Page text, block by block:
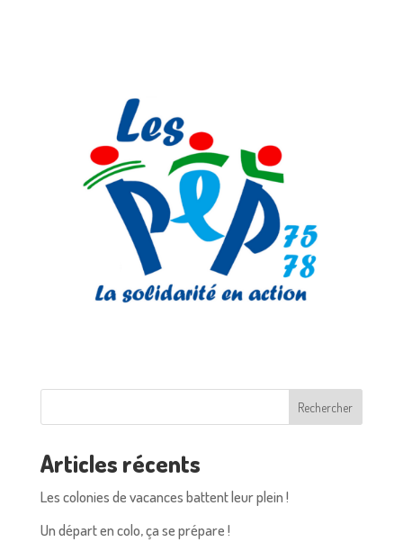
Rechercher
Articles récents
Les colonies de vacances battent leur plein !
Un départ en colo, ça se prépare !